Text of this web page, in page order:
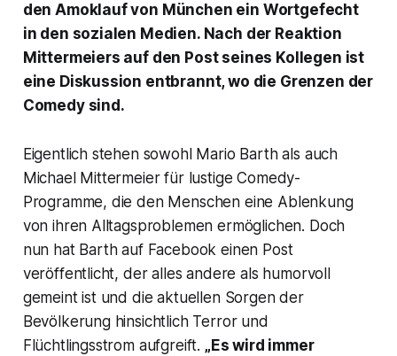
den Amoklauf von München ein Wortgefecht
in den sozialen Medien. Nach der Reaktion
Mittermeiers auf den Post seines Kollegen ist
eine Diskussion entbrannt, wo die Grenzen der
Comedy sind.
Eigentlich stehen sowohl Mario Barth als auch
Michael Mittermeier für lustige Comedy-
Programme, die den Menschen eine Ablenkung
von ihren Alltagsproblemen ermöglichen. Doch
nun hat Barth auf Facebook einen Post
veröffentlicht, der alles andere als humorvoll
gemeint ist und die aktuellen Sorgen der
Bevölkerung hinsichtlich Terror und
Flüchtlingsstrom aufgreift. „Es wird immer